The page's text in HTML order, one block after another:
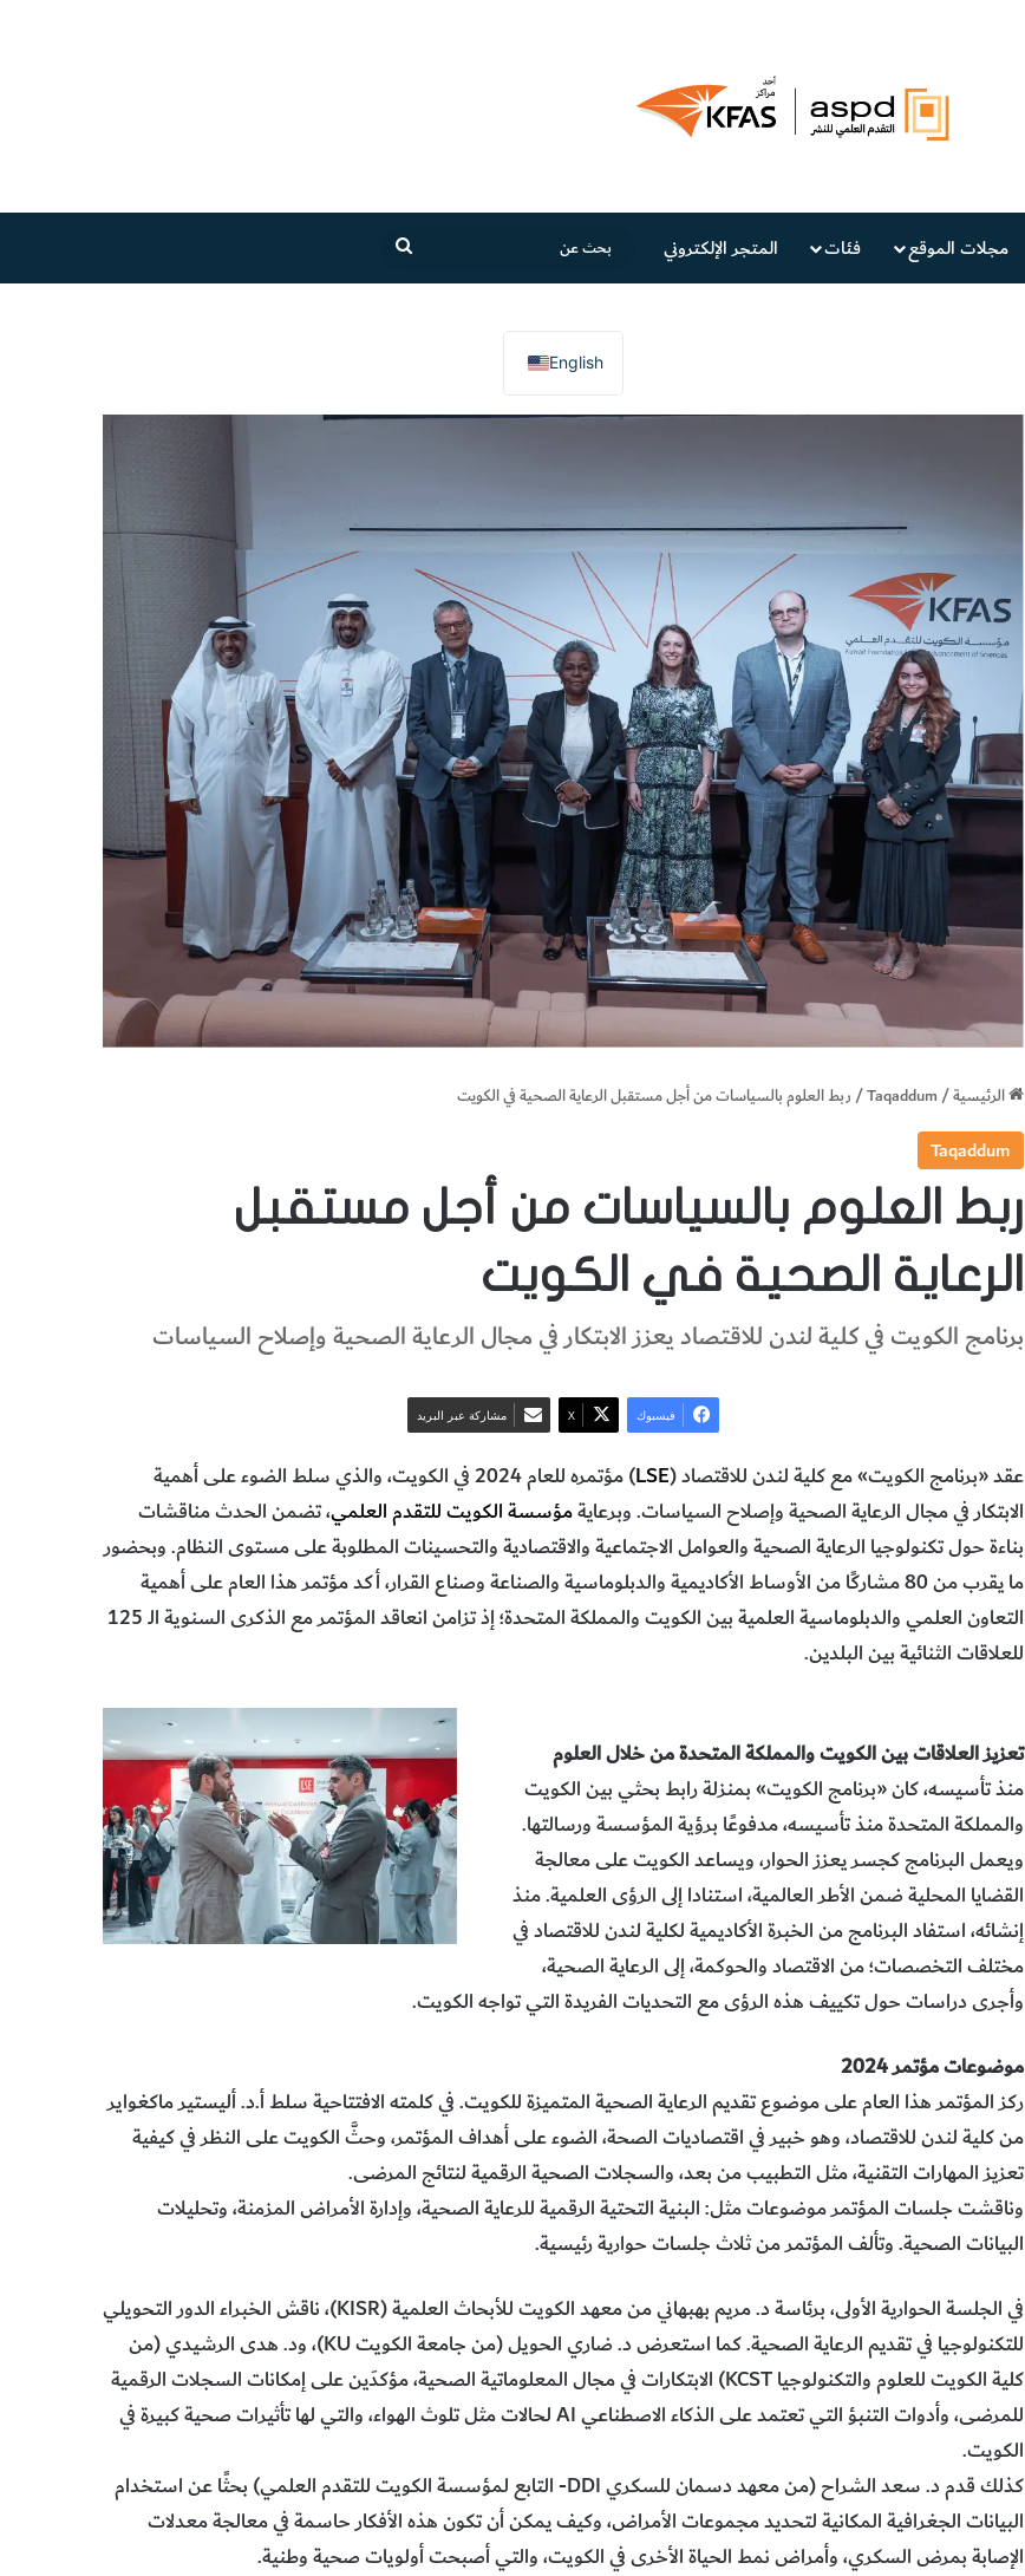
مجلات الموقع فئات المتجر الإلكتروني
عن
English
الرئيسية/
Taqaddum
/ ربط العلوم بالسياسات من أجل مستقبل الرعاية الصحية في الكويت
Taqaddum
ربط العلوم بالسياسات من أجل مستقبل
الرعاية الصحية في الكويت
برنامج الكويت في كلية لندن للاقتصاد يعزز الابتكار في مجال الرعاية الصحية وإصلاح السياسات
فيسبوك ‫X مشاركة عبر البريد
عقد «برنامج الكويت» مع كلية لندن للاقتصاد (LSE
) مؤتمره للعام 2024 في الكويت، والذي سلط الضوء على أهمية
الابتكار في مجال الرعاية الصحية وإصلاح السياسات. وبرعايةمؤسسة الكويت للتقدم العلمي، تضمن الحدث مناقشات
بناءة حول تكنولوجيا الرعاية الصحية والعوامل الاجتماعية والاقتصادية والتحسينات المطلوبة على مستوى النظام. وبحضور
ما يقرب من 80 مشاركًا من الأوساط الأكاديمية والدبلوماسية والصناعة وصناع القرار، أكد مؤتمر هذا العام على أهمية
التعاون العلمي والدبلوماسية العلمية بين الكويت والمملكة المتحدة؛ إذ تزامن انعاقد المؤتمر مع الذكرى السنوية الـ 125
للعلاقات الثنائية بين البلدين.
تعزيز العلاقات بين الكويت والمملكة المتحدة من خلال العلوم
منذ تأسيسه، كان «برنامج الكويت» بمنزلة رابط بحثي بين الكويت
والمملكة المتحدة منذ تأسيسه، مدفوعًا برؤية المؤسسة ورسالتها.
ويعمل البرنامج كجسر يعزز الحوار، ويساعد الكويت على معالجة
القضايا المحلية ضمن الأطر العالمية، استنادا إلى الرؤى العلمية. منذ
إنشائه، استفاد البرنامج من الخبرة الأكاديمية لكلية لندن للاقتصاد في
مختلف التخصصات؛ من الاقتصاد والحوكمة، إلى الرعاية الصحية،
وأجرى دراسات حول تكييف هذه الرؤى مع التحديات الفريدة التي تواجه الكويت.
موضوعات مؤتمر 2024
ركز المؤتمر هذا العام على موضوع تقديم الرعاية الصحية المتميزة للكويت. في كلمته الافتتاحية سلط أ.د. أليستير ماكغواير
من كلية لندن للاقتصاد، وهو خبير في اقتصاديات الصحة، الضوء على أهداف المؤتمر، وحثَّ الكويت على النظر في كيفية
تعزيز المهارات التقنية، مثل التطبيب من بعد، والسجلات الصحية الرقمية لنتائج المرضى.
وناقشت جلسات المؤتمر موضوعات مثل: البنية التحتية الرقمية للرعاية الصحية، وإدارة الأمراض المزمنة، وتحليلات
البيانات الصحية. وتألف المؤتمر من ثلاث جلسات حوارية رئيسية.
في الجلسة الحوارية الأولى، برئاسة د. مريم بهبهاني من معهد الكويت للأبحاث العلمية (KISR)، ناقش الخبراء الدور التحويلي
للتكنولوجيا في تقديم الرعاية الصحية. كما استعرض د. ضاري الحويل (من جامعة الكويت KU)، ود. هدى الرشيدي (من
كلية الكويت للعلوم والتكنولوجيا KCST) الابتكارات في مجال المعلوماتية الصحية، مؤكدَين على إمكانات السجلات الرقمية
للمرضى، وأدوات التنبؤ التي تعتمد على الذكاء الاصطناعي AI لحالات مثل تلوث الهواء، والتي لها تأثيرات صحية كبيرة في
الكويت.
كذلك قدم د. سعد الشراح (من معهد دسمان للسكري DDI- التابع لمؤسسة الكويت للتقدم العلمي) بحثًا عن استخدام
البيانات الجغرافية المكانية لتحديد مجموعات الأمراض، وكيف يمكن أن تكون هذه الأفكار حاسمة في معالجة معدلات
الإصابة بمرض السكري، وأمراض نمط الحياة الأخرى في الكويت، والتي أصبحت أولويات صحية وطنية.